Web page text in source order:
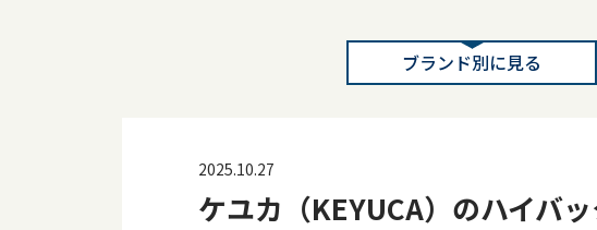
ブランド別に見る
2025.10.27
ケユカ（KEYUCA）のハイバ